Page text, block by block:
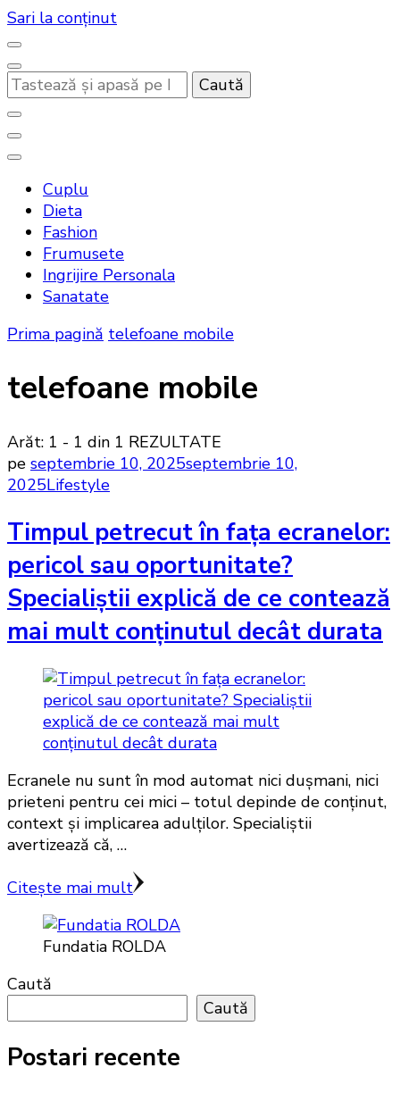
Sari la conținut
Cauți
ceva?
Bandoux
Cuplu
Dieta
Fashion
Frumusete
Ingrijire Personala
Sanatate
Prima pagină telefoane mobile
telefoane mobile
Arăt: 1 - 1 din 1 REZULTATE
pe septembrie 10, 2025septembrie 10,
2025Lifestyle
Timpul petrecut în fața ecranelor:
pericol sau oportunitate?
Specialiștii explică de ce contează
mai mult conținutul decât durata
Ecranele nu sunt în mod automat nici duşmani, nici
prieteni pentru cei mici – totul depinde de conținut,
context și implicarea adulților. Specialiștii
avertizează că, …
Citește mai mult
Fundatia ROLDA
Caută
Caută
Postari recente